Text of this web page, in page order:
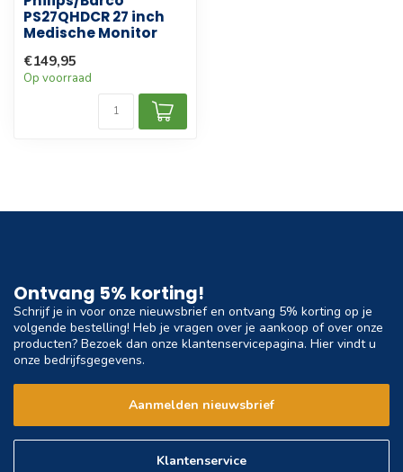
PS27QHDCR 27 inch
Medische Monitor
€149,95
Op voorraad
Ontvang 5% korting!
Schrijf je in voor onze nieuwsbrief en ontvang 5% korting op je
volgende bestelling! Heb je vragen over je aankoop of over onze
producten? Bezoek dan onze klantenservicepagina. Hier vindt u
onze bedrijfsgegevens.
Aanmelden nieuwsbrief
Klantenservice